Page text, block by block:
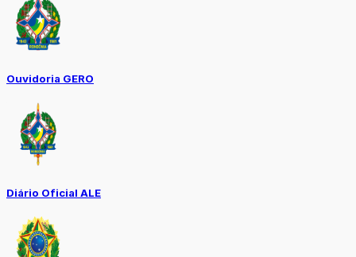
Ouvidoria GERO
Diário Oficial ALE